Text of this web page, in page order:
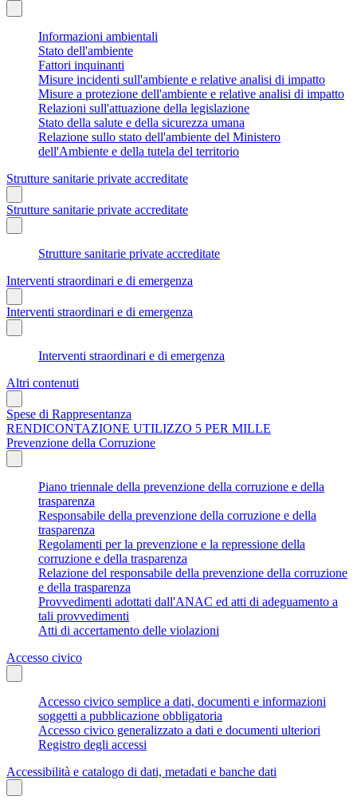
Informazioni ambientali
Stato dell'ambiente
Fattori inquinanti
Misure incidenti sull'ambiente e relative analisi di impatto
Misure a protezione dell'ambiente e relative analisi di impatto
Relazioni sull'attuazione della legislazione
Stato della salute e della sicurezza umana
Relazione sullo stato dell'ambiente del Ministero
dell'Ambiente e della tutela del territorio
Strutture sanitarie private accreditate
Strutture sanitarie private accreditate
Strutture sanitarie private accreditate
Interventi straordinari e di emergenza
Interventi straordinari e di emergenza
Interventi straordinari e di emergenza
Altri contenuti
Spese di Rappresentanza
RENDICONTAZIONE UTILIZZO 5 PER MILLE
Prevenzione della Corruzione
Piano triennale della prevenzione della corruzione e della
trasparenza
Responsabile della prevenzione della corruzione e della
trasparenza
Regolamenti per la prevenzione e la repressione della
corruzione e della trasparenza
Relazione del responsabile della prevenzione della corruzione
e della trasparenza
Provvedimenti adottati dall'ANAC ed atti di adeguamento a
tali provvedimenti
Atti di accertamento delle violazioni
Accesso civico
Accesso civico semplice a dati, documenti e informazioni
soggetti a pubblicazione obbligatoria
Accesso civico generalizzato a dati e documenti ulteriori
Registro degli accessi
Accessibilità e catalogo di dati, metadati e banche dati